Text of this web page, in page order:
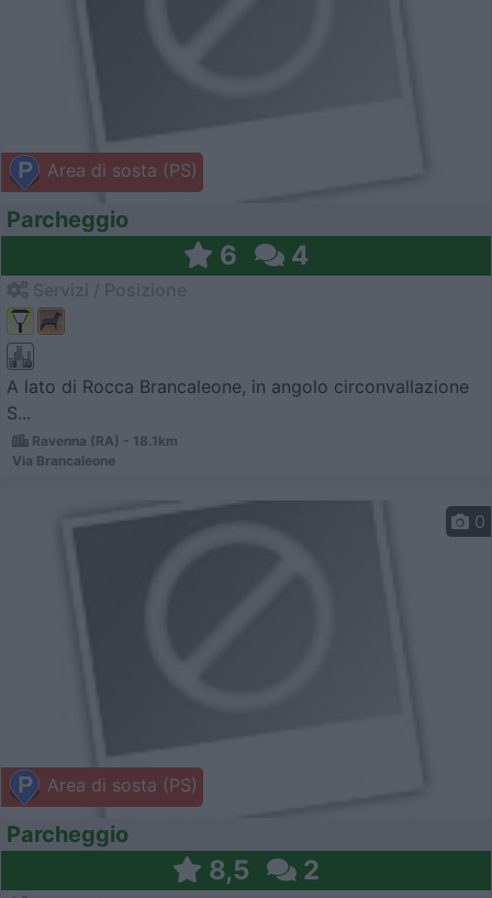
Area di sosta (PS)
Parcheggio
6 4
A lato di Rocca Brancaleone, in angolo circonvallazione
S...
Ravenna (RA) - 18.1km
Via Brancaleone
Area di sosta (PS)
0
Parcheggio
8,5 2